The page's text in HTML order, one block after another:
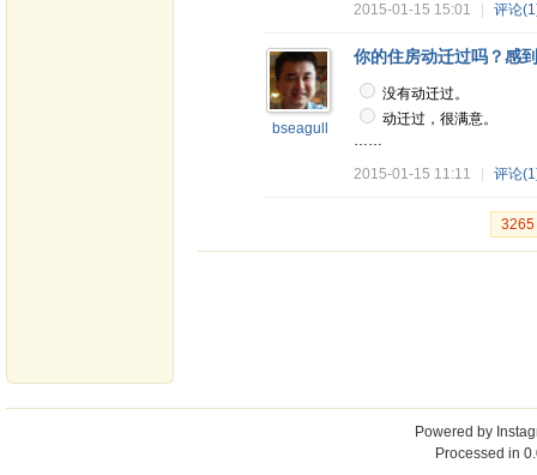
2015-01-15 15:01
评论
bseagull
你的住房动迁过吗？感
没有动迁过。
动迁过，很满意。
……
2015-01-15 11:11
评论
3265
Powered by
Processed in